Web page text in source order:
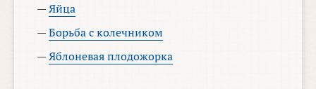
—Яйца
—Борьба с колечником
—Яблоневая плодожорка